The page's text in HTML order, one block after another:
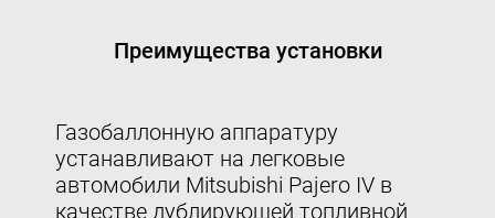
Преимущества установки
Газобаллонную аппаратуру
устанавливают на легковые
автомобили Mitsubishi Pajero IV в
качестве дублирующей топливной